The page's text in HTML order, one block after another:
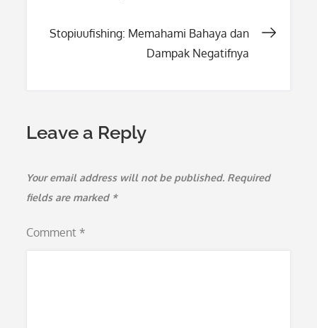
Stopiuufishing: Memahami Bahaya dan
Dampak Negatifnya
Leave a Reply
Your email address will not be published. Required
fields are marked *
Comment *